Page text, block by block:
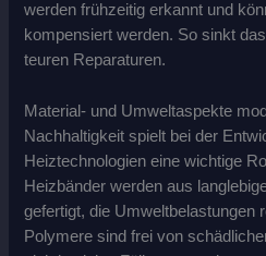
werden frühzeitig erkannt und
kompensiert werden. So sinkt
teuren Reparaturen.
Material- und Umweltaspekte
Nachhaltigkeit spielt bei der
Heiztechnologien eine wichtige
Heizbänder werden aus
gefertigt, die Umweltbelastungen
Polymere sind frei von